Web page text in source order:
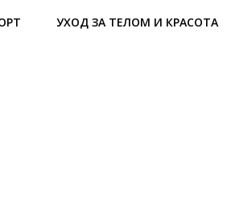
УХОД ЗА ТЕЛОМ И КРАСОТА